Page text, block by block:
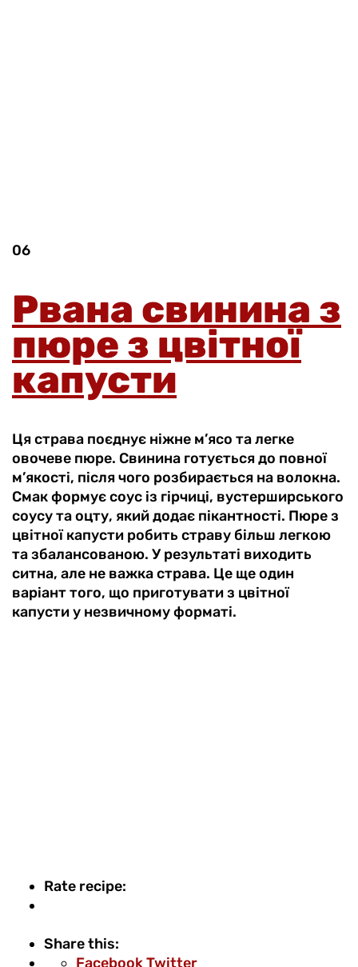
06
Рвана свинина з
пюре з цвітної
капусти
Ця страва поєднує ніжне м’ясо та легке
овочеве пюре. Свинина готується до повної
м’якості, після чого розбирається на волокна.
Смак формує соус із гірчиці, вустерширського
соусу та оцту, який додає пікантності. Пюре з
цвітної капусти робить страву більш легкою
та збалансованою. У результаті виходить
ситна, але не важка страва. Це ще один
варіант того, що приготувати з цвітної
капусти у незвичному форматі.
Rate recipe:
Share this:
Facebook TwitterPinterest
Share
Print